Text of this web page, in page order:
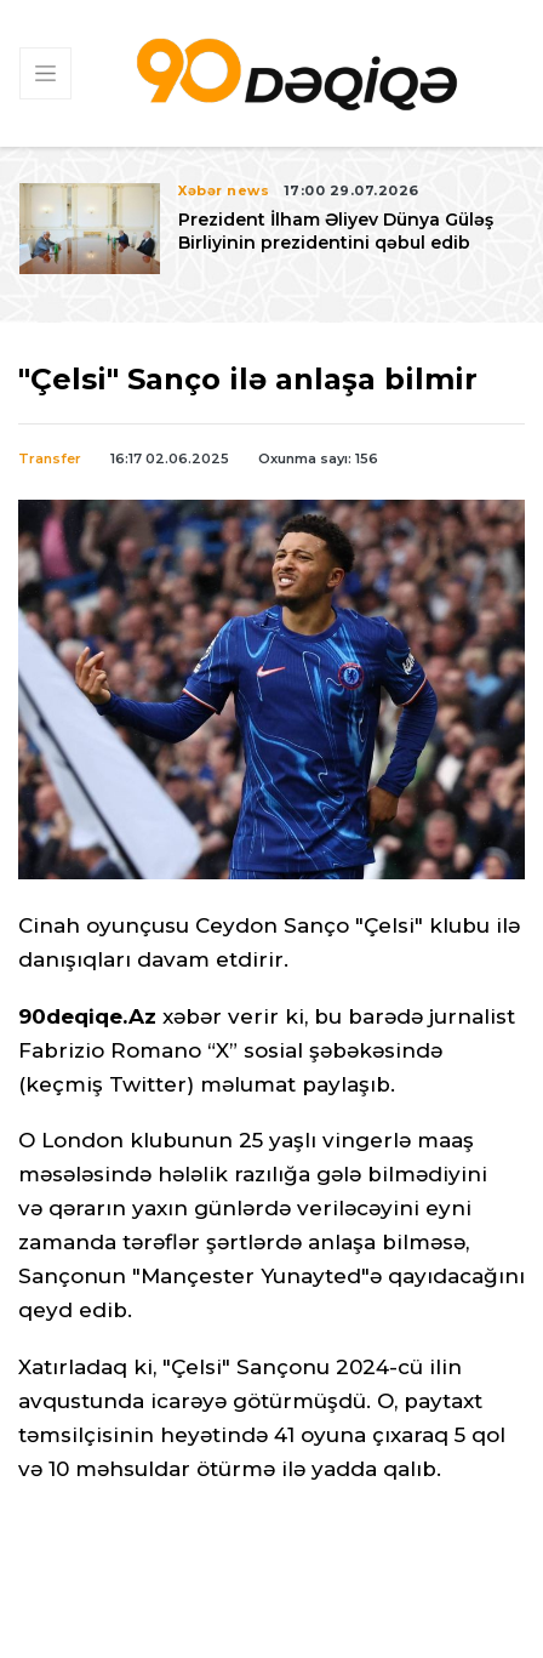
Xəbər news 17:00 29.07.2026
Prezident İlham Əliyev Dünya Güləş
Birliyinin prezidentini qəbul edib
"Çelsi" Sanço ilə anlaşa bilmir
Transfer 16:17 02.06.2025 Oxunma sayı: 156
Cinah oyunçusu Ceydon Sanço "Çelsi" klubu ilə
danışıqları davam etdirir.
90deqiqe.Az xəbər verir ki, bu barədə jurnalist
Fabrizio Romano “X” sosial şəbəkəsində
(keçmiş Twitter) məlumat paylaşıb.
O London klubunun 25 yaşlı vingerlə maaş
məsələsində hələlik razılığa gələ bilmədiyini
və qərarın yaxın günlərdə veriləcəyini eyni
zamanda tərəflər şərtlərdə anlaşa bilməsə,
Sançonun "Mançester Yunayted"ə qayıdacağını
qeyd edib.
Xatırladaq ki, "Çelsi" Sançonu 2024-cü ilin
avqustunda icarəyə götürmüşdü. O, paytaxt
təmsilçisinin heyətində 41 oyuna çıxaraq 5 qol
və 10 məhsuldar ötürmə ilə yadda qalıb.